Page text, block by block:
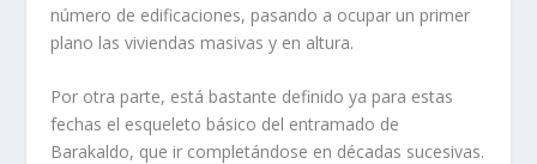
número de edificaciones, pasando a ocupar un primer
plano las viviendas masivas y en altura.
Por otra parte, está bastante definido ya para estas
fechas el esqueleto básico del entramado de
Barakaldo, que ir completándose en décadas sucesivas.